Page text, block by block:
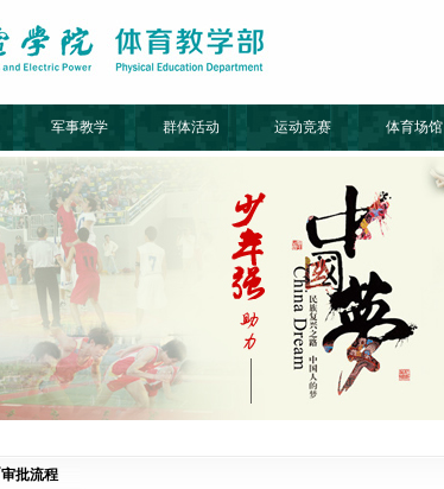
军事教学 群体活动 运动竞赛 体育场馆
审批流程